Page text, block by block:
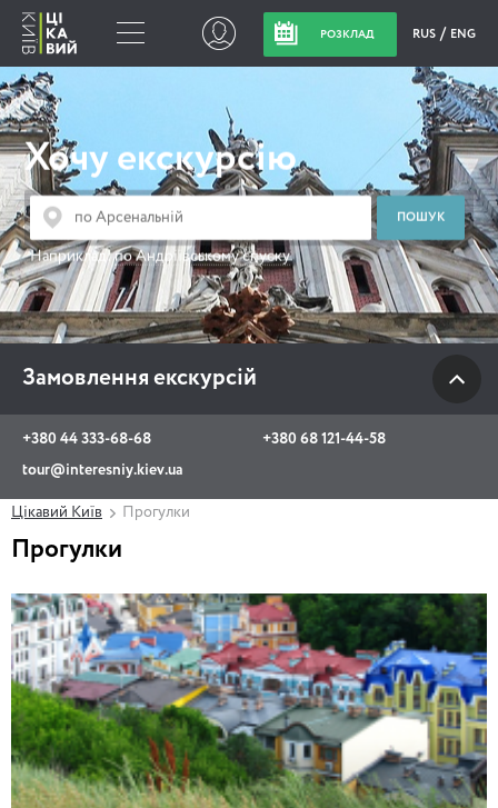
РОЗКЛАД RUS ENG
Хочу екскурсію
Наприклад:по Андріївському спуску
Замовлення екскурсій
+380 44 333-68-68
+380 68 121-44-58
tour@interesniy.kiev.ua
Замовлення
екскурсій
+380 44 333-68-68
+380 68 121-44-58
tour@interesniy.kiev.ua
з 10.00 до 19:30 щоденно
Viber WhatsApp
Цікавий Київ Прогулки
Прогулки